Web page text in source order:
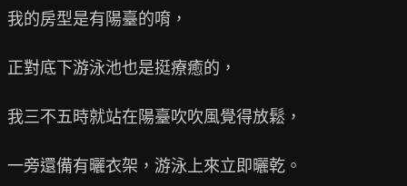
我的房型是有陽臺的唷，
正對底下游泳池也是挺療癒的，
我三不五時就站在陽臺吹吹風覺得放鬆，
一旁還備有曬衣架，游泳上來立即曬乾。